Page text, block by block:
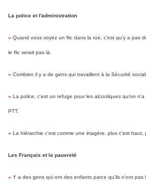
La police et l'administration
» Quand vous voyez un flic dans la rue, c'est qu'y a pas
le flic serait pas là.
» Combien il y a de gens qui travaillent à la Sécurité
» La police, c'est un refuge pour les alcooliques qu'on
PTT.
» La hiérarchie c'est comme une étagère, plus c'est haut,
Les Français et la pauvreté
» Y a des gens qui ont des enfants parce qu'ils n'ont pas